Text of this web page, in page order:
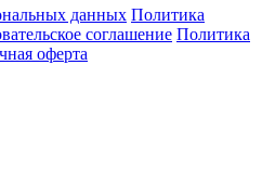
данных Политика
соглашение Политика
оферта